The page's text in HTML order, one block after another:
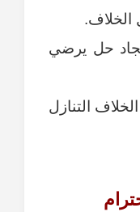
حل يرضي
التنازل